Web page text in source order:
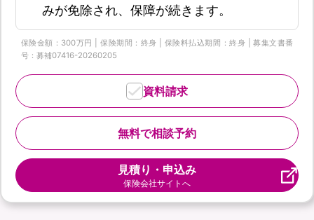
みが免除され、保障が続きます。
保険金額：300万円 | 保険期間：終身 | 保険料払込期間：終身 | 募集文書番
号：募補07416-20260205
無料で相談予約
資料請求
見積り・申込み
保険会社サイトへ